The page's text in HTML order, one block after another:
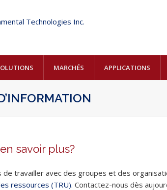
MARCHÉS APPLICATIONS
savoir plus?
de travailler avec des groupes et des
ressources (TRU). Contactez-nous dès